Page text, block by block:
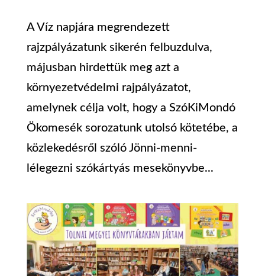
A Víz napjára megrendezett
rajzpályázatunk sikerén felbuzdulva,
májusban hirdettük meg azt a
környezetvédelmi rajpályázatot,
amelynek célja volt, hogy a SzóKiMondó
Ökomesék sorozatunk utolsó kötetébe, a
közlekedésről szóló Jönni-menni-
lélegezni szókártyás mesekönyvbe...